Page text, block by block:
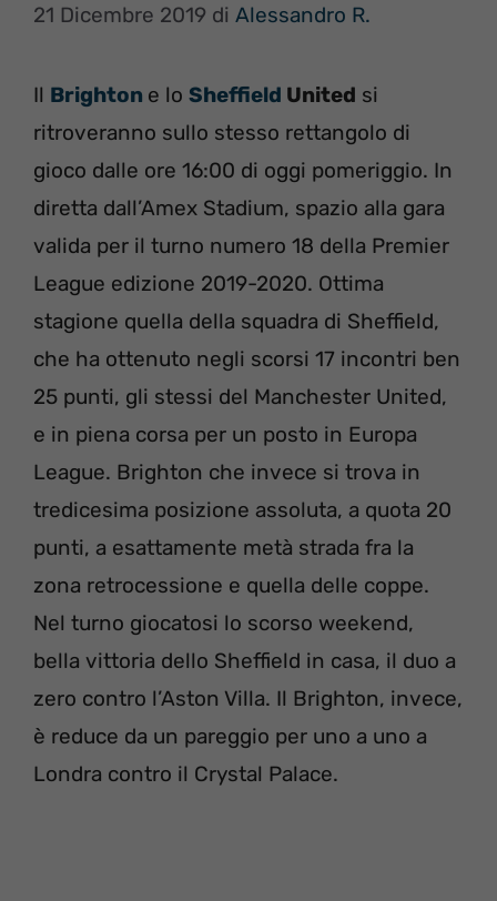
21 Dicembre 2019 di Alessandro R.
Il Brighton e lo Sheffield United si
ritroveranno sullo stesso rettangolo di
gioco dalle ore 16:00 di oggi pomeriggio. In
diretta dall’Amex Stadium, spazio alla gara
valida per il turno numero 18 della Premier
League edizione 2019-2020. Ottima
stagione quella della squadra di Sheffield,
che ha ottenuto negli scorsi 17 incontri ben
25 punti, gli stessi del Manchester United,
e in piena corsa per un posto in Europa
League. Brighton che invece si trova in
tredicesima posizione assoluta, a quota 20
punti, a esattamente metà strada fra la
zona retrocessione e quella delle coppe.
Nel turno giocatosi lo scorso weekend,
bella vittoria dello Sheffield in casa, il duo a
zero contro l’Aston Villa. Il Brighton, invece,
è reduce da un pareggio per uno a uno a
Londra contro il Crystal Palace.